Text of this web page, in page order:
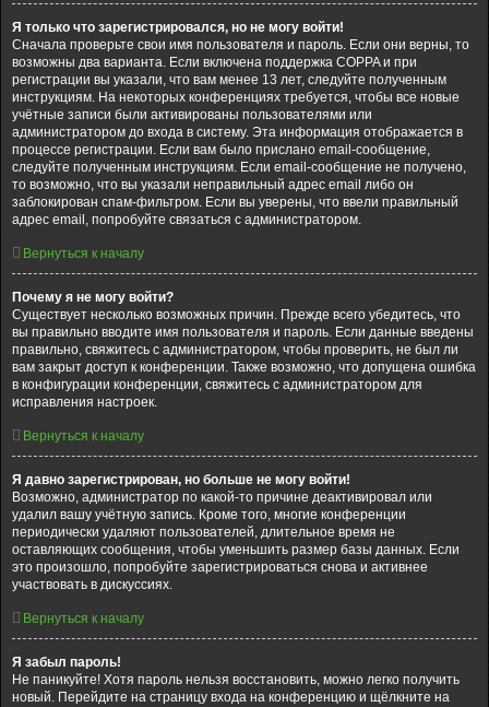
Я только что зарегистрировался, но не могу войти!
Сначала проверьте свои имя пользователя и пароль. Если они верны, то
возможны два варианта. Если включена поддержка COPPA и при
регистрации вы указали, что вам менее 13 лет, следуйте полученным
инструкциям. На некоторых конференциях требуется, чтобы все новые
учётные записи были активированы пользователями или
администратором до входа в систему. Эта информация отображается в
процессе регистрации. Если вам было прислано email-сообщение,
следуйте полученным инструкциям. Если email-сообщение не получено,
то возможно, что вы указали неправильный адрес email либо он
заблокирован спам-фильтром. Если вы уверены, что ввели правильный
адрес email, попробуйте связаться с администратором.
Вернуться к началу
Почему я не могу войти?
Существует несколько возможных причин. Прежде всего убедитесь, что
вы правильно вводите имя пользователя и пароль. Если данные введены
правильно, свяжитесь с администратором, чтобы проверить, не был ли
вам закрыт доступ к конференции. Также возможно, что допущена ошибка
в конфигурации конференции, свяжитесь с администратором для
исправления настроек.
Вернуться к началу
Я давно зарегистрирован, но больше не могу войти!
Возможно, администратор по какой-то причине деактивировал или
удалил вашу учётную запись. Кроме того, многие конференции
периодически удаляют пользователей, длительное время не
оставляющих сообщения, чтобы уменьшить размер базы данных. Если
это произошло, попробуйте зарегистрироваться снова и активнее
участвовать в дискуссиях.
Вернуться к началу
Я забыл пароль!
Не паникуйте! Хотя пароль нельзя восстановить, можно легко получить
новый. Перейдите на страницу входа на конференцию и щёлкните на